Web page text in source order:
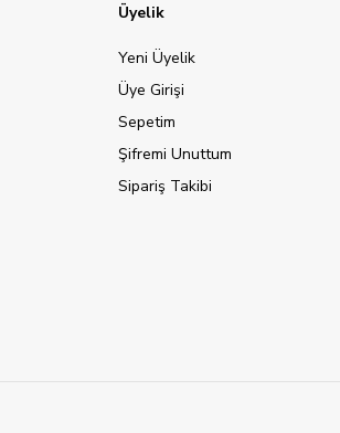
Üyelik
Yeni Üyelik
Üye Girişi
Sepetim
Şifremi Unuttum
Sipariş Takibi